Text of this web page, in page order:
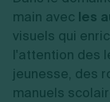
main avec les
visuels qui
l'attention des
jeunesse, des
manuels